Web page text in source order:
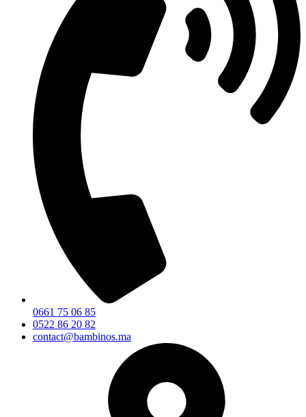
0661 75 06 85
0522 86 20 82
contact@bambinos.ma